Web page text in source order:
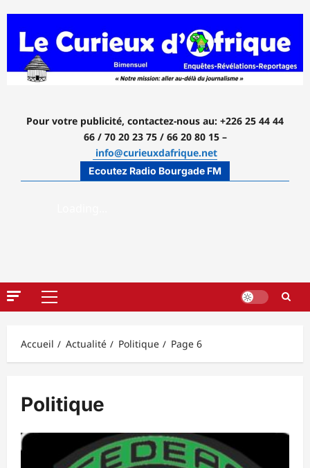
contenu
Pour votre publicité, contactez-nous au: +226 25 44 44
66 / 70 20 23 75 / 66 20 80 15 –
info@curieuxdafrique.net
Ecoutez Radio Bourgade FM
Menu
Accueil
Actualité Politique Page 6
Politique